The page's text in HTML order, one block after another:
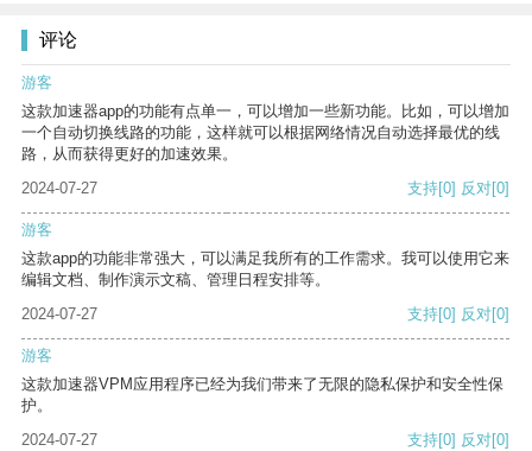
评论
游客
这款加速器app的功能有点单一，可以增加一些新功能。比如，可以增加
一个自动切换线路的功能，这样就可以根据网络情况自动选择最优的线
路，从而获得更好的加速效果。
2024-07-27
支持[0] 反对[0]
游客
这款app的功能非常强大，可以满足我所有的工作需求。我可以使用它来
编辑文档、制作演示文稿、管理日程安排等。
2024-07-27
支持[0] 反对[0]
游客
这款加速器VPM应用程序已经为我们带来了无限的隐私保护和安全性保
护。
2024-07-27
支持[0] 反对[0]